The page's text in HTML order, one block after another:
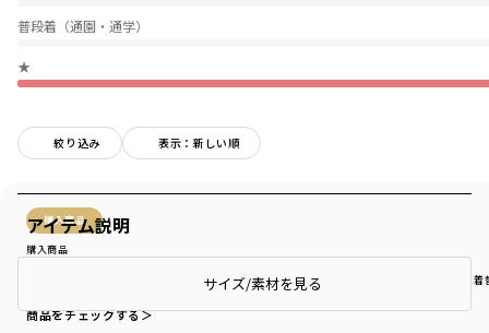
普段着（通園・通学）
★
絞り込み 表示：新しい順
購入商品
購入商品
：やや厚い伸縮性：伸びない 着用シーン ：普段着（通園・通学）着
商品をチェックする＞
アイテム説明
サイズ/素材を見る